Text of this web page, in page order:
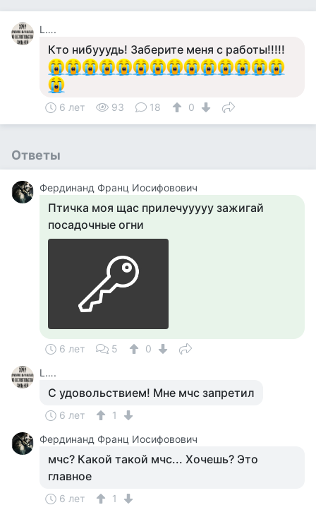
L….
Кто нибууудь! Заберите меня с работы!!!!!
6 лет 93 18 0
Ответы
Фердинанд Франц Иосифовович
Птичка моя щас прилечууууу зажигай
посадочные огни
6 лет 5
0
L….
С удовольствием! Мне мчс запретил
6 лет
1
Фердинанд Франц Иосифовович
мчс? Какой такой мчс... Хочешь? Это
главное
6 лет
1